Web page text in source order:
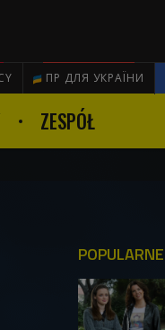
ПР ДЛЯ УКРАЇНИ
ZESPÓŁ
POPULARNE